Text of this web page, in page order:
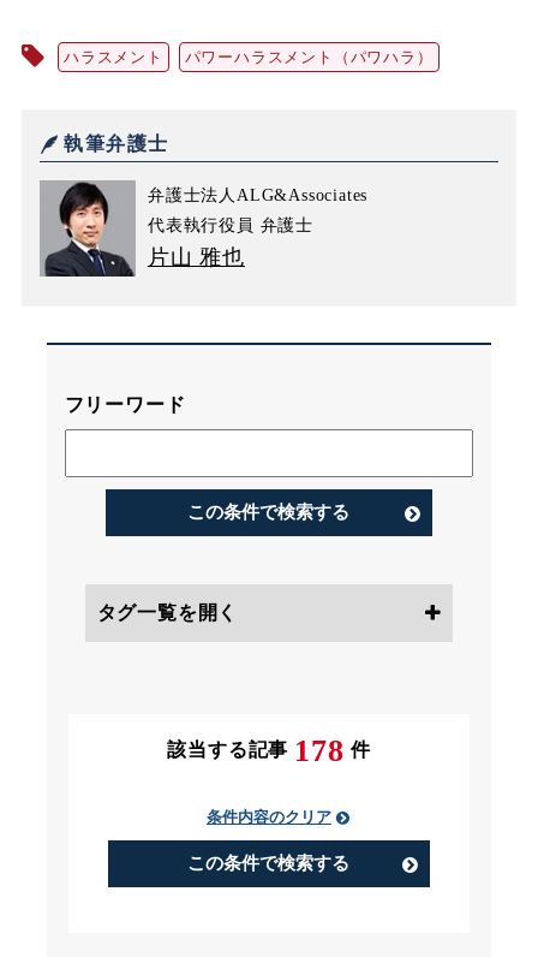
ハラスメント パワーハラスメント（パワハラ）
執筆弁護士
弁護士法人ALG&Associates
代表執行役員 弁護士
片山 雅也
フリーワード
この条件で検索する
タグ一覧を開く
PIP（Performance Improvement
Plan）
該当する記事 178 件
条件内容のクリア
この条件で検索する